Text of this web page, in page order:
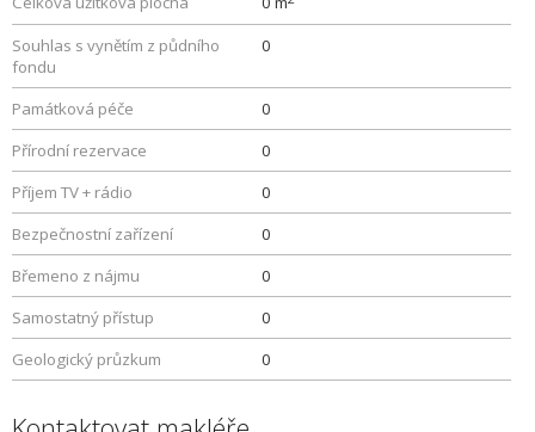
Souhlas s vynětím z půdního
fondu
0
Památková péče
0
Přírodní rezervace
0
Příjem TV + rádio
0
Bezpečnostní zařízení
0
Břemeno z nájmu
0
Samostatný přístup
0
Geologický průzkum
0